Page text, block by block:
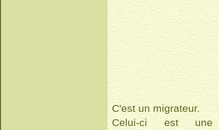
C'est un migrateur.
Celui-ci est une